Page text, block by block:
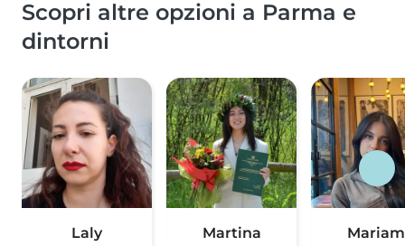
Scopri altre opzioni a Parma e
dintorni
Laly Martina Mariam